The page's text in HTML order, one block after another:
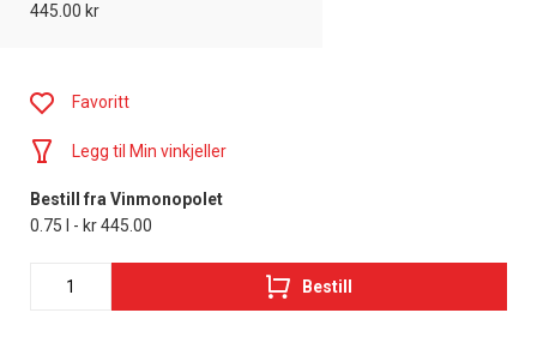
445.00 kr
Favoritt
Legg til Min vinkjeller
Bestill fra Vinmonopolet
0.75 l - kr 445.00
Bestill